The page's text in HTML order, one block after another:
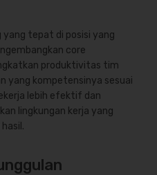
yang tepat di posisi yang
core
produktivitas tim
yang kompetensinya sesuai
lebih efektif dan
lingkungan kerja yang